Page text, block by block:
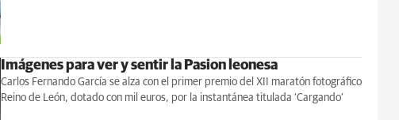
Imágenes para ver y sentir la Pasion leonesa
Carlos Fernando García se alza con el primer premio del XII maratón fotográfico
Reino de León, dotado con mil euros, por la instantánea titulada ‘Cargando’